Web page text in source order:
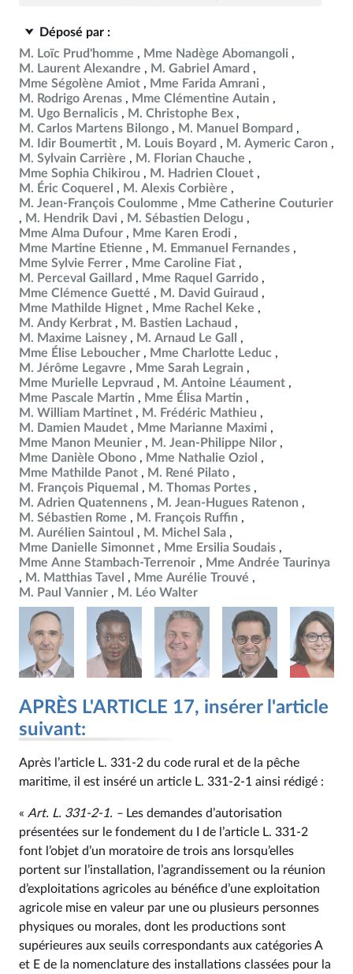
Déposé par :
M. Loïc Prud'homme
Mme Nadège Abomangoli
M. Laurent Alexandre
M. Gabriel Amard
Mme Ségolène Amiot
Mme Farida Amrani
M. Rodrigo Arenas
Mme Clémentine Autain
M. Ugo Bernalicis
M. Christophe Bex
M. Carlos Martens Bilongo
M. Manuel Bompard
M. Idir Boumertit
M. Louis Boyard
M. Aymeric Caron
M. Sylvain Carrière
M. Florian Chauche
Mme Sophia Chikirou
M. Hadrien Clouet
M. Éric Coquerel
M. Alexis Corbière
M. Jean-François Coulomme
Mme Catherine Couturier
M. Hendrik Davi
M. Sébastien Delogu
Mme Alma Dufour
Mme Karen Erodi
Mme Martine Etienne
M. Emmanuel Fernandes
Mme Sylvie Ferrer
Mme Caroline Fiat
M. Perceval Gaillard
Mme Raquel Garrido
Mme Clémence Guetté
M. David Guiraud
Mme Mathilde Hignet
Mme Rachel Keke
M. Andy Kerbrat
M. Bastien Lachaud
M. Maxime Laisney
M. Arnaud Le Gall
Mme Élise Leboucher
Mme Charlotte Leduc
M. Jérôme Legavre
Mme Sarah Legrain
Mme Murielle Lepvraud
M. Antoine Léaument
Mme Pascale Martin
Mme Élisa Martin
M. William Martinet
M. Frédéric Mathieu
M. Damien Maudet
Mme Marianne Maximi
Mme Manon Meunier
M. Jean-Philippe Nilor
Mme Danièle Obono
Mme Nathalie Oziol
Mme Mathilde Panot
M. René Pilato
M. François Piquemal
M. Thomas Portes
M. Adrien Quatennens
M. Jean-Hugues Ratenon
M. Sébastien Rome
M. François Ruffin
M. Aurélien Saintoul
M. Michel Sala
Mme Danielle Simonnet
Mme Ersilia Soudais
Mme Anne Stambach-Terrenoir
Mme Andrée Taurinya
M. Matthias Tavel
Mme Aurélie Trouvé
M. Paul Vannier
M. Léo Walter
APRÈS L'ARTICLE 17, insérer l'article
suivant:
Après l’article L. 331‑2 du code rural et de la pêche
maritime, il est inséré un article L. 331‑2‑1 ainsi rédigé :
« Art. L. 331‑2‑1. ‒ Les demandes d’autorisation
présentées sur le fondement du I de l’article L. 331‑2
font l’objet d’un moratoire de trois ans lorsqu’elles
portent sur l’installation, l’agrandissement ou la réunion
d’exploitations agricoles au bénéfice d’une exploitation
agricole mise en valeur par une ou plusieurs personnes
physiques ou morales, dont les productions sont
supérieures aux seuils correspondants aux catégories A
et E de la nomenclature des installations classées pour la